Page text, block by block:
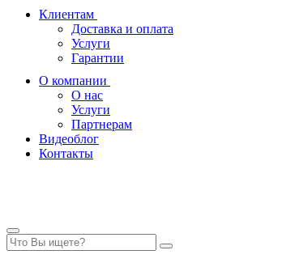
Клиентам
Доставка и оплата
Услуги
Гарантии
О компании
О нас
Услуги
Партнерам
Видеоблог
Контакты